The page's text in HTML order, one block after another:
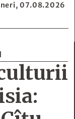
07.08.2026